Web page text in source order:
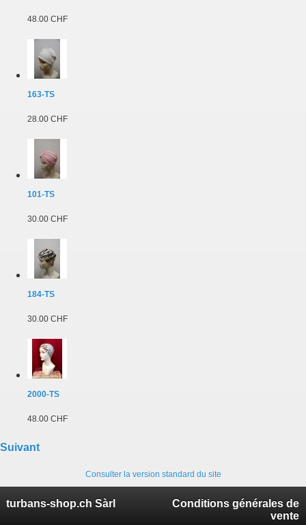
48.00 CHF
163-TS
28.00 CHF
101-TS
30.00 CHF
184-TS
30.00 CHF
2000-TS
48.00 CHF
Suivant
Consulter la version standard du site
turbans-shop.ch Sàrl
Conditions générales de
vente